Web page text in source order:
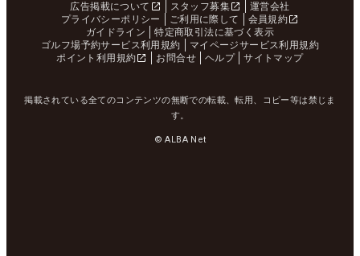
広告掲載について スタッフ募集
運営会社
プライバシーポリシー
ご利用に際して
会員規約
ガイドライン
特定商取引法に基づく表示
ゴルフ場予約サービス利用規約
マイページサービス利用規約
ポイント利用規約
お問合せ ヘルプ サイトマップ
掲載されている全てのコンテンツの無断での転載、転用、コピー等は禁じま
す。
© ALBA Net